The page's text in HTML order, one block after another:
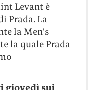
Levant è
Prada. La
la Men’s
la quale Prada
giovedì sui